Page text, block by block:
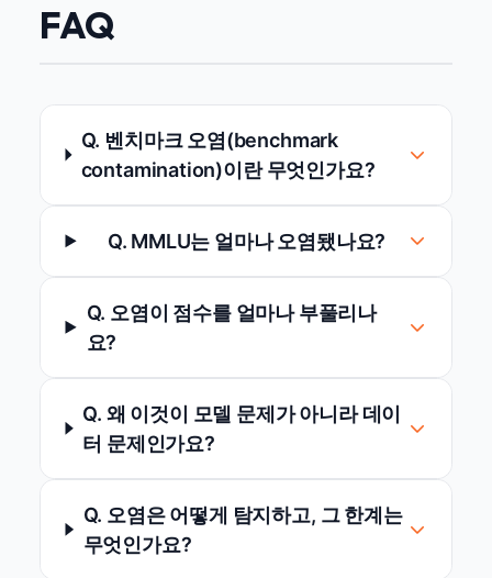
FAQ
Q. 벤치마크 오염(benchmark
contamination)이란 무엇인가요?
Q. MMLU는 얼마나 오염됐나요?
Q. 오염이 점수를 얼마나 부풀리나
요?
Q. 왜 이것이 모델 문제가 아니라 데이
터 문제인가요?
Q. 오염은 어떻게 탐지하고, 그 한계는
무엇인가요?